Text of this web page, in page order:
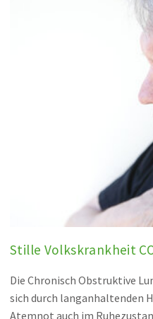
Stille Volkskrankheit
Die Chronisch Obstruktive
sich durch langanhaltenden
Atemnot auch im